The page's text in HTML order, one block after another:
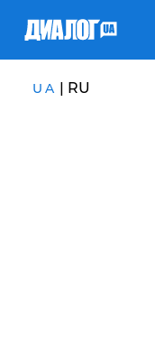
UA | RU